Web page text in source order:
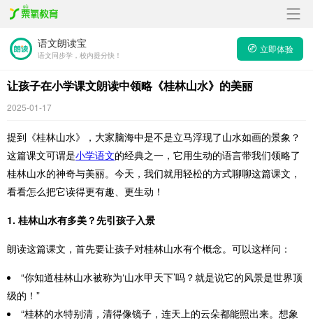
语文朗读宝
语文同步学，校内提分快！
立即体验
让孩子在小学课文朗读中领略《桂林山水》的美丽
2025-01-17
提到《桂林山水》，大家脑海中是不是立马浮现了山水如画的景象？
这篇课文可谓是小学语文的经典之一，它用生动的语言带我们领略了
桂林山水的神奇与美丽。今天，我们就用轻松的方式聊聊这篇课文，
看看怎么把它读得更有趣、更生动！
1. 桂林山水有多美？先引孩子入景
朗读这篇课文，首先要让孩子对桂林山水有个概念。可以这样问：
“你知道桂林山水被称为‘山水甲天下’吗？就是说它的风景是世界顶
级的！”
“桂林的水特别清，清得像镜子，连天上的云朵都能照出来。想象